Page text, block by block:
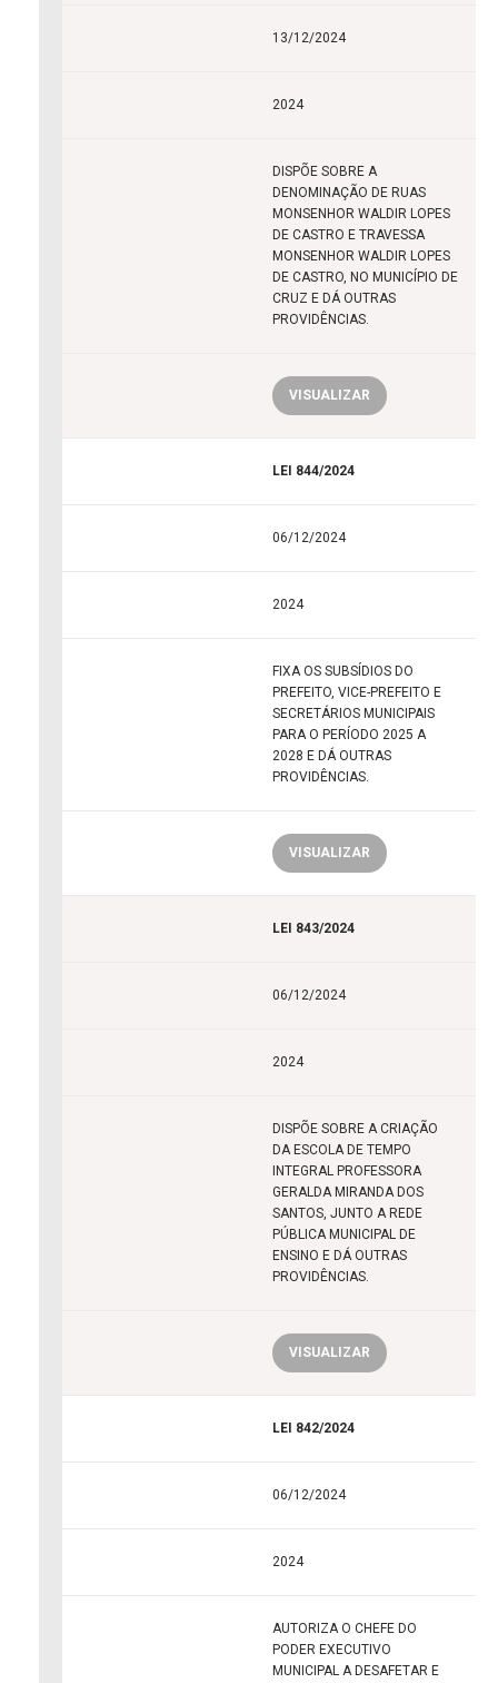
13/12/2024
2024
DISPÕE SOBRE A
DENOMINAÇÃO DE RUAS
MONSENHOR WALDIR LOPES
DE CASTRO E TRAVESSA
MONSENHOR WALDIR LOPES
DE CASTRO, NO MUNICÍPIO DE
CRUZ E DÁ OUTRAS
PROVIDÊNCIAS.
VISUALIZAR
LEI 844/2024
06/12/2024
2024
FIXA OS SUBSÍDIOS DO
PREFEITO, VICE-PREFEITO E
SECRETÁRIOS MUNICIPAIS
PARA O PERÍODO 2025 A
2028 E DÁ OUTRAS
PROVIDÊNCIAS.
VISUALIZAR
LEI 843/2024
06/12/2024
2024
DISPÕE SOBRE A CRIAÇÃO
DA ESCOLA DE TEMPO
INTEGRAL PROFESSORA
GERALDA MIRANDA DOS
SANTOS, JUNTO A REDE
PÚBLICA MUNICIPAL DE
ENSINO E DÁ OUTRAS
PROVIDÊNCIAS.
VISUALIZAR
LEI 842/2024
06/12/2024
2024
AUTORIZA O CHEFE DO
PODER EXECUTIVO
MUNICIPAL A DESAFETAR E